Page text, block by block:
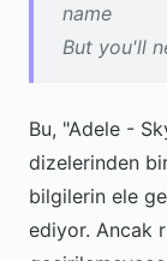
name
But you'll
Bu, "Adele -
dizelerinden
bilgilerin ele
ediyor. Ancak